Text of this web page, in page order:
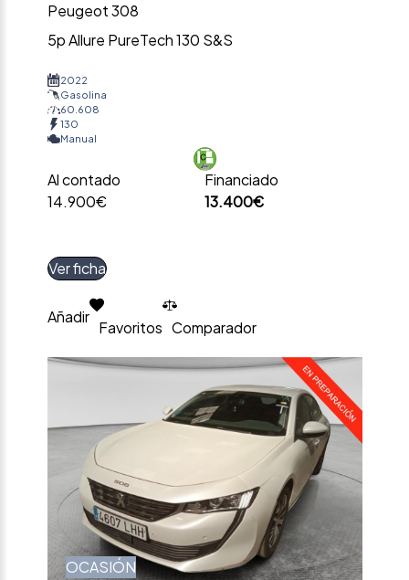
Peugeot 308
5p Allure PureTech 130 S&S
2022
Gasolina
60.608
130
Manual
Al contado
14.900€
Financiado
13.400€
Ver ficha
Añadir
Favoritos Comparador
OCASIÓN